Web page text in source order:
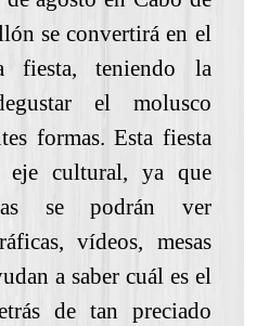
se convertirá en el
fiesta, teniendo la
el molusco
formas. Esta fiesta
eje cultural, ya que
se podrán ver
vídeos, mesas
a saber cuál es el
de tan preciado